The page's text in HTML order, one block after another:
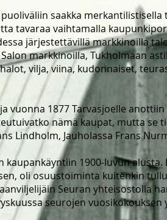
saakka
tavaraa vaihtamalla
järjestettävillä markkinoilla
markkinoilla, Tukholmaan
vilja, viina, kudonnaiset,
vuonna 1877 Tarvasjoelle
nämä kaupat, mutta se
Lindholm, Jauholassa Frans
1900-luvun alusta.
oli osuustoiminta kuitenkin
Seuran yhteisostolla
seurojen vuosikokouksen